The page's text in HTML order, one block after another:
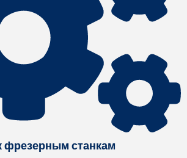
фрезерным станкам